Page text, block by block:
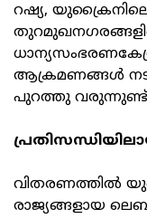
റഷ്യ,
ആക്രമണങ്ങൾ
പുറത്തു
വിതരണത്തിൽ
രാജ്യങ്ങളായ